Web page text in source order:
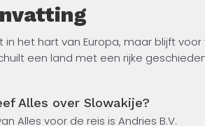
in het hart van Europa, maar blijft
een land met een rijke
je hoe Slowakije zich door de
republiek. Je leert de
Alles over Slowakije?
Alles voor de reis is Andries B.V.